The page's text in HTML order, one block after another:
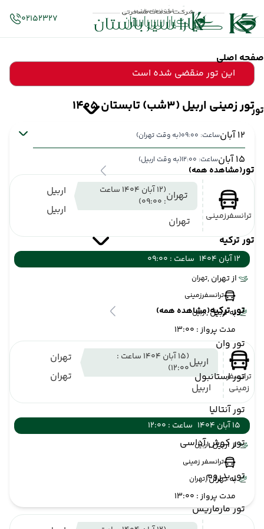
صفحه اصلی
تور
تور(مشاهده همه)
تور ترکیه
تور ترکیه(مشاهده همه)
تور وان
تور استانبول
تور آنتالیا
تور کوش آداسی
تور بدروم
تور مارماریس
02152327
این تور منقضی شده است
تور زمینی اربیل (3شب) تابستان 1405
12 آبان ساعت: 09:00 (به وقت تهران)
15 آبان ساعت: 12:00 (به وقت اربیل)
ترانسفرزمینی
تهران
(12 آبان 1404 ساعت
: 09:00)
تهران
اربیل
اربیل
12 آبان 1404
ساعت : 09:00
از تهران ,تهران
ترانسفرزمینی
به اربیل ,اربیل
مدت پرواز : 13:00
ترانسفر
زمینی
اربیل
(15 آبان 1404 ساعت :
12:00)
اربیل
تهران
تهران
15 آبان 1404
ساعت : 12:00
از اربیل ,اربیل
ترانسفر زمینی
به تهران ,تهران
مدت پرواز : 13:00